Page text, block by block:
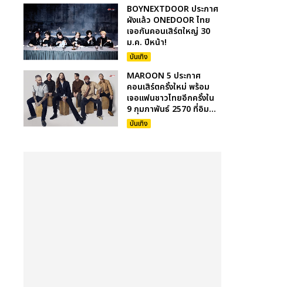
BOYNEXTDOOR ประกาศ
ผังแล้ว ONEDOOR ไทย
เจอกันคอนเสิร์ตใหญ่ 30
ม.ค. ปีหน้า!
บันเทิง
MAROON 5 ประกาศ
คอนเสิร์ตครั้งใหม่ พร้อม
เจอแฟนชาวไทยอีกครั้งใน
9 กุมภาพันธ์ 2570 ที่อิม...
บันเทิง